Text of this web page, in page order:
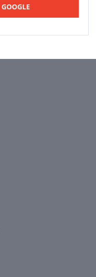
GOOGLE